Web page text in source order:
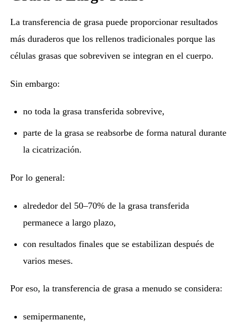
La transferencia de grasa puede proporcionar resultados
más duraderos que los rellenos tradicionales porque las
células grasas que sobreviven se integran en el cuerpo.
Sin embargo:
no toda la grasa transferida sobrevive,
parte de la grasa se reabsorbe de forma natural durante
la cicatrización.
Por lo general:
alrededor del 50–70% de la grasa transferida
permanece a largo plazo,
con resultados finales que se estabilizan después de
varios meses.
Por eso, la transferencia de grasa a menudo se considera:
semipermanente,